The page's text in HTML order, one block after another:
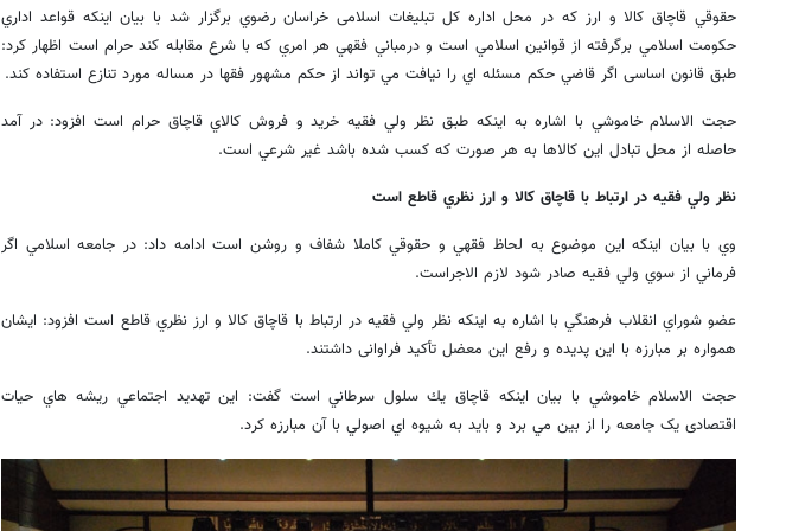
حقوقي قاچاق كالا و ارز كه در محل اداره کل تبليغات اسلامی خراسان رضوي برگزار شد با بيان اينكه قواعد اداري
حكومت اسلامي برگرفته از قوانين اسلامي است و درمباني فقهي هر امري كه با شرع مقابله كند حرام است اظهار كرد:
طبق قانون اساسی اگر قاضي حكم مسئله اي را نيافت مي تواند از حكم مشهور فقها در مساله مورد تنازع استفاده كند.
حجت الاسلام خاموشي با اشاره به اينكه طبق نظر ولي فقيه خريد و فروش كالاي قاچاق حرام است افزود:‌ در آمد
حاصله از محل تبادل اين كالاها به هر صورت كه كسب شده باشد غير شرعي است.
نظر ولي فقيه در ارتباط با قاچاق كالا و ارز نظري قاطع است
وي با بيان اينكه اين موضوع به لحاظ فقهي و حقوقي كاملا شفاف و روشن است ادامه داد:‌ در جامعه اسلامي اگر
فرماني از سوي ولي فقيه صادر شود لازم الاجراست.
عضو شوراي انقلاب فرهنگي با اشاره به اينكه نظر ولي فقيه در ارتباط با قاچاق كالا و ارز نظري قاطع است افزود:‌ ايشان
همواره بر مبارزه با این پدیده و رفع اين معضل تأكيد فراوانی داشتند.
حجت الاسلام خاموشي با بيان اينكه قاچاق يك سلول سرطاني است گفت:‌ اين تهديد اجتماعي ريشه هاي حيات
اقتصادی یک جامعه را از بين مي برد و بايد به شيوه اي اصولي با آن مبارزه كرد.